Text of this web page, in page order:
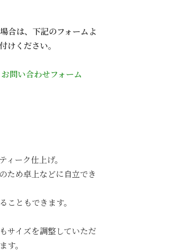
合は、下記のフォームよ
けください。
問い合わせフォーム
ィーク仕上げ。
ため卓上などに自立でき
こともできます。
サイズを調整していただ
す。